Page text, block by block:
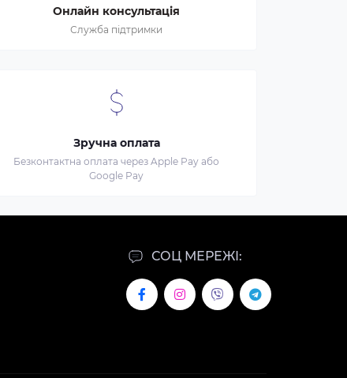
Онлайн консультація
Служба підтримки
Зручна оплата
Безконтактна оплата через Apple Pay або
Google Pay
СОЦ МЕРЕЖІ: